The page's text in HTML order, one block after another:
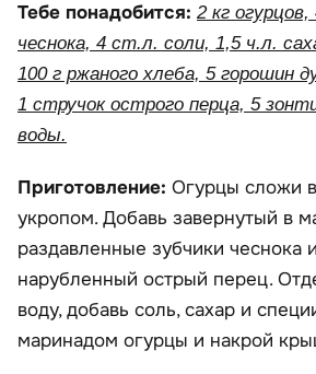
Тебе понадобится: 2 кг огурцов,
чеснока, 4 ст.л. соли, 1,5 ч.л.
100 г ржаного хлеба, 5 горошин
1 стручок острого перца, 5
воды.
Приготовление: Огурцы сложи
укропом. Добавь завернутый в
раздавленные зубчики чеснока
нарубленный острый перец.
воду, добавь соль, сахар и
маринадом огурцы и накрой